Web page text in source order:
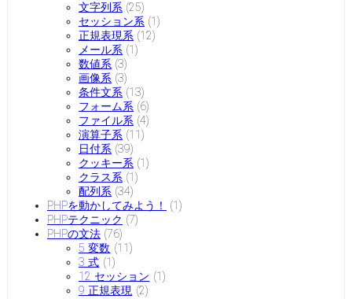
文字列系 (25)
セッション系 (1)
正規表現系 (12)
メール系 (1)
数値系 (3)
画像系 (3)
条件文系 (13)
フォーム系 (6)
ファイル系 (4)
演算子系 (11)
日付系 (39)
クッキー系 (1)
クラス系 (1)
配列系 (34)
PHPを動かしてみよう！
(1)
PHPテクニック (7)
PHPの文法(76)
5 変数 (11)
3 式 (1)
12 セッション (1)
9 正規表現 (2)